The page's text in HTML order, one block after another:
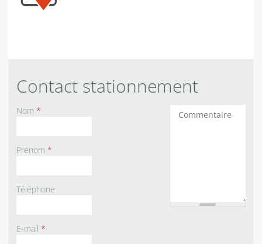
Contact stationnement
Nom *
Prénom *
Téléphone
E-mail *
Commentaires